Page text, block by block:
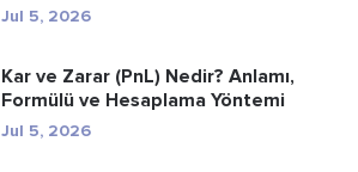
Jul 5, 2026
Kar ve Zarar (PnL) Nedir? Anlamı,
Formülü ve Hesaplama Yöntemi
Jul 5, 2026